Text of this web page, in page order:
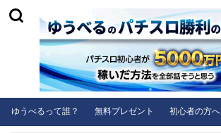
ゆうべるって誰？ 無料プレゼント 初心者の方へ